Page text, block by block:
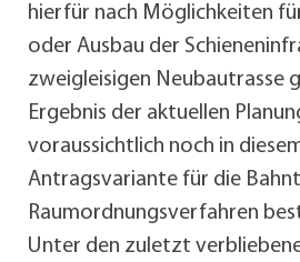
hierfür nach Möglichkeiten
oder Ausbau der
zweigleisigen Neubautrasse
Ergebnis der aktuellen
voraussichtlich noch in
Antragsvariante für die
Raumordnungsverfahren
Unter den zuletzt